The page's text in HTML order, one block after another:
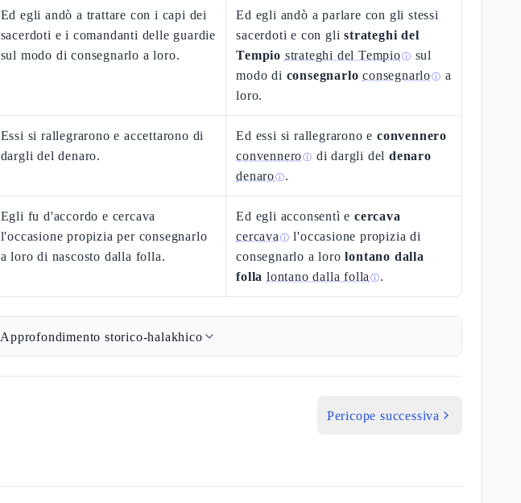
Ed egli andò a trattare con i capi dei
sacerdoti e i comandanti delle guardie
sul modo di consegnarlo a loro.
Ed egli andò a parlare con gli stessi
sacerdoti e con glistrateghi del
Tempio strateghi del Tempioⓘ sul
modo di consegnarlo consegnarloⓘ a
loro.
Essi si rallegrarono e accettarono di
dargli del denaro.
Ed essi si rallegrarono econvennero
convenneroⓘ di dargli deldenaro
denaroⓘ.
Egli fu d'accordo e cercava
l'occasione propizia per consegnarlo
a loro di nascosto dalla folla.
Ed egli acconsentì ecercava
cercava ⓘ l'occasione propizia di
consegnarlo a lorolontano dalla
folla lontano dalla folla ⓘ.
Approfondimento storico-halakhico
Pericope successiva